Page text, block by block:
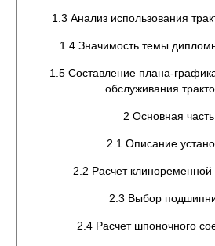
1.3 Анализ использования
1.4 Значимость темы
1.5 Составление плана-
обслуживания
2 Основная часть
2.1 Описание
2.2 Расчет клиноременной
2.3 Выбор
2.4 Расчет шпоночного